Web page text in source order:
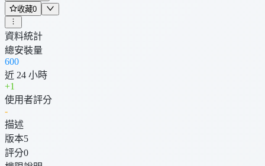
收藏0
資料統計
總安裝量
600
近 24 小時
+1
使用者評分
-
描述
版本5
評分0